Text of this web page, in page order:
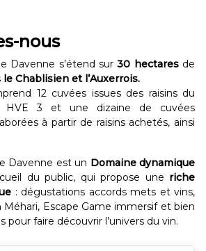
nous
Davenne s’étend sur30 hectaresde
le Chablisien et l’Auxerrois.
12 cuvées issues des raisins du
HVE 3 et une dizaine de cuvées
à partir de raisins achetés, ainsi
Davenne est un Domaine dynamique
du public, qui propose une riche
: dégustations accords mets et vins,
Escape Game immersif et bien
pour faire découvrir l’univers du vin.